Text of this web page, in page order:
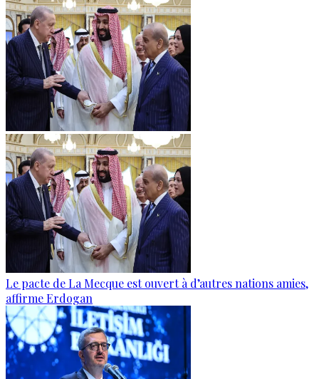
Le pacte de La Mecque est ouvert à d’autres nations amies,
affirme Erdogan